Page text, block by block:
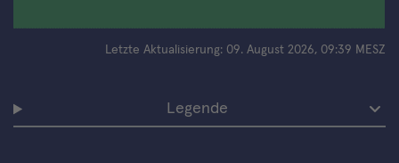
Letzte Aktualisierung: 09. August 2026, 09:39 MESZ
Legende